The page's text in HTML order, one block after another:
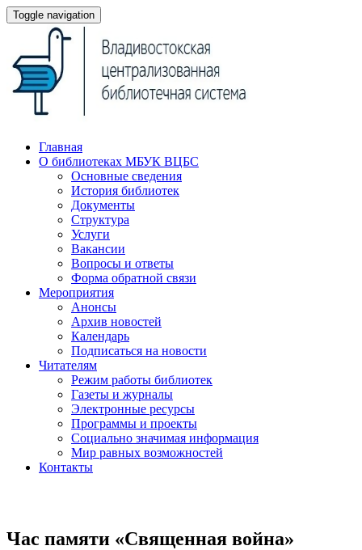
Toggle navigation
Главная
О библиотеках МБУК ВЦБС
Основные сведения
История библиотек
Документы
Структура
Услуги
Вакансии
Вопросы и ответы
Форма обратной связи
Мероприятия
Анонсы
Архив новостей
Календарь
Подписаться на новости
Читателям
Режим работы библиотек
Газеты и журналы
Электронные ресурсы
Программы и проекты
Социально значимая информация
Мир равных возможностей
Контакты
Час памяти «Священная война»